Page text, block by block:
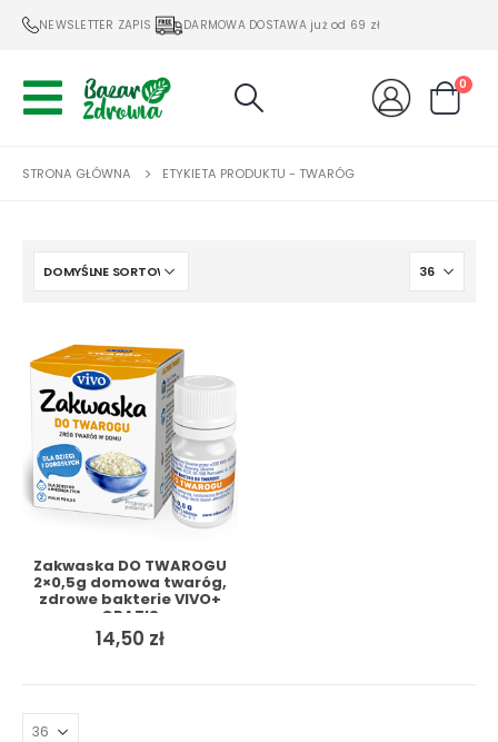
NEWSLETTER ZAPIS DARMOWA DOSTAWA już od 69 zł
0
STRONA GŁÓWNA ETYKIETA PRODUKTU - TWARÓG
Zakwaska DO TWAROGU
2×0,5g domowa twaróg,
zdrowe bakterie VIVO+
GRATIS
14,50 zł